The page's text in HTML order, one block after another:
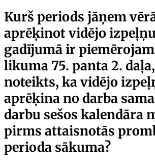
Kurš periods jāņem
aprēķinot vidējo
gadījumā ir
likuma 75. panta2.
noteikts, kavidējo
aprēķina no darba
darbu sešos kalendāra
pirms attaisnotās
perioda sākuma?